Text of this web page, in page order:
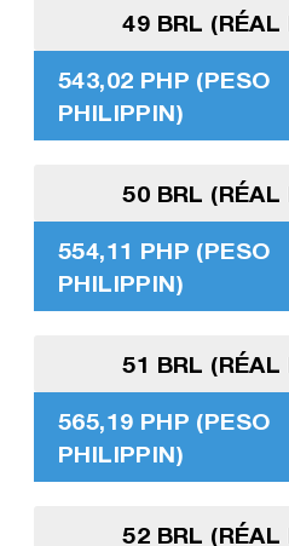
49 BRL (RÉAL
543,02 PHP (PESO
PHILIPPIN)
50 BRL (RÉAL
554,11 PHP (PESO
PHILIPPIN)
51 BRL (RÉAL
565,19 PHP (PESO
PHILIPPIN)
52 BRL (RÉAL